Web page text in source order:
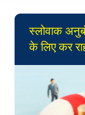
स्लोवाक
के लिए कर